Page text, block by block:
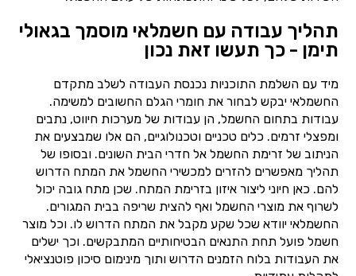
תהליך עבודה עם חשמלאי מוסמך בגאולי
תימן - כך תעשו זאת נכון
מיד עם השלמת התוכניות נכנסת העבודה לשלב מתקדם
החשמלאי יבקש לבחור את חומרי הגלם החשובים למשימה.
עבודות בתחום החשמל, הן עבודות של מערכות חיווט, נתבים
ומפצלי זרמים. כלים טכניים וטכנולוגיים, הם אלו שמבצעים את
הניתוב של זרימת החשמל אל חדרי הבית השונים. ובסופו של
תהליך מאפשרים להזרים למכשירי החשמל את המתח הדרוש
להם. כאן חיוני ליצור איזון בזרימת המתח. שכן מתח גובה יכול
לשרוף את מוצרי החשמל ואף להצית שריפה בבית המגורים.
החשמלאי יוודא שכל שקע מקבל את המתח הדרוש לו. וכל מוצר
חשמל פועל תחת התנאים הבטיחותיים המתבקשים. וכך ישלים
את העבודות בלוח הזמנים הדרוש ותוך מינימום סיכון פוטנציאלי